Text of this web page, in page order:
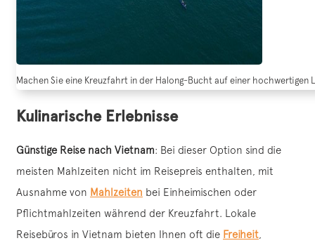
Machen Sie eine Kreuzfahrt in der Halong-Bucht auf einer hochwertigen
Kulinarische Erlebnisse
Günstige Reise nach Vietnam: Bei dieser Option sind die
meisten Mahlzeiten nicht im Reisepreis enthalten, mit
Ausnahme von Mahlzeiten bei Einheimischen oder
Pflichtmahlzeiten während der Kreuzfahrt. Lokale
Reisebüros in Vietnam bieten Ihnen oft die Freiheit